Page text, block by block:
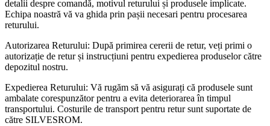
detalii despre comandă, motivul returului și produsele implicate.
Echipa noastră vă va ghida prin pașii necesari pentru procesarea
returului.
Autorizarea Returului: După primirea cererii de retur, veți primi o
autorizație de retur și instrucțiuni pentru expedierea produselor către
depozitul nostru.
Expedierea Returului: Vă rugăm să vă asigurați că produsele sunt
ambalate corespunzător pentru a evita deteriorarea în timpul
transportului. Costurile de transport pentru retur sunt suportate de
către SILVESROM.